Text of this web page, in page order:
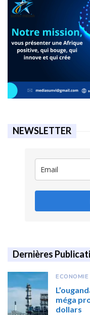
NEWSLETTER
Dernières
ECONOMIE
méga
dollars